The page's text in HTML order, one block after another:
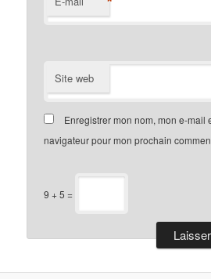
Site web
Enregistrer mon nom, mon e-mail
navigateur pour mon prochain
9 + 5 =